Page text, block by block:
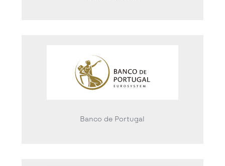
Banco de Portugal